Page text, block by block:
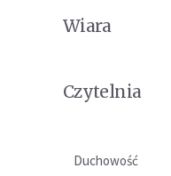
Wiara
Czytelnia
Duchowość